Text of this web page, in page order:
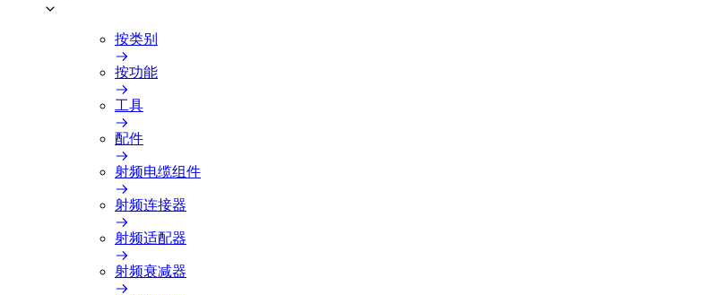
按类别
按功能
工具
配件
射频电缆组件
射频连接器
射频适配器
射频衰减器